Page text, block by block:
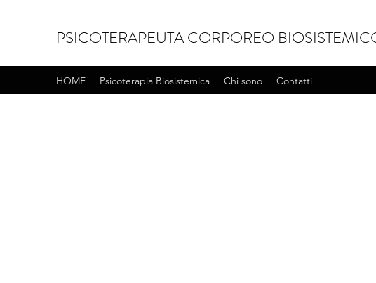
PSICOTERAPEUTA CORPOREO
HOME Psicoterapia Biosistemica Chi sono Contatti